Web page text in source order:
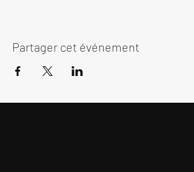
Partager cet événement